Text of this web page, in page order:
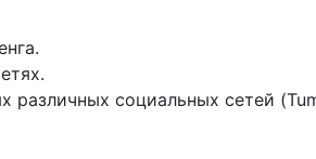
социальных сетей